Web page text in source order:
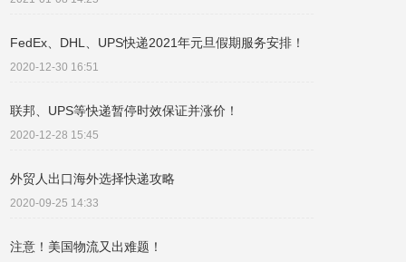
FedEx、DHL、UPS快递2021年元旦假期服务安排！
2020-12-30 16:51
联邦、UPS等快递暂停时效保证并涨价！
2020-12-28 15:45
外贸人出口海外选择快递攻略
2020-09-25 14:33
注意！美国物流又出难题！​